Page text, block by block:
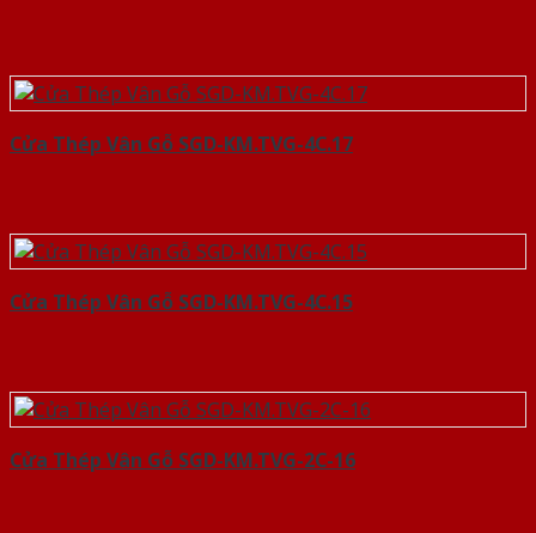
Cửa Thép Vân Gỗ SGD-KM.TVG-4C.17
Cửa Thép Vân Gỗ SGD-KM.TVG-4C.15
Cửa Thép Vân Gỗ SGD-KM.TVG-2C-16